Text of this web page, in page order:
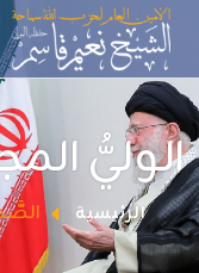
الوليُّ
الرئيسية